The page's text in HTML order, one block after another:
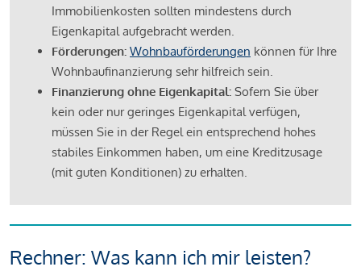
Immobilienkosten sollten mindestens durch
Eigenkapital aufgebracht werden.
Förderungen: Wohnbauförderungen können für Ihre
Wohnbaufinanzierung sehr hilfreich sein.
Finanzierung ohne Eigenkapital: Sofern Sie über
kein oder nur geringes Eigenkapital verfügen,
müssen Sie in der Regel ein entsprechend hohes
stabiles Einkommen haben, um eine Kreditzusage
(mit guten Konditionen) zu erhalten.
Rechner: Was kann ich mir leisten?